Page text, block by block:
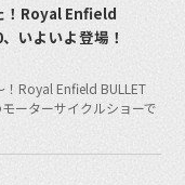
！Royal Enfield
いよいよ登場！
！Royal Enfield BULLET
ーターサイクルショーで